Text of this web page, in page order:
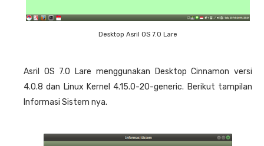
Desktop Asril OS 7.0 Lare
Asril OS 7.0 Lare menggunakan Desktop Cinnamon versi
4.0.8 dan Linux Kernel 4.15.0-20-generic. Berikut tampilan
Informasi Sistem nya.